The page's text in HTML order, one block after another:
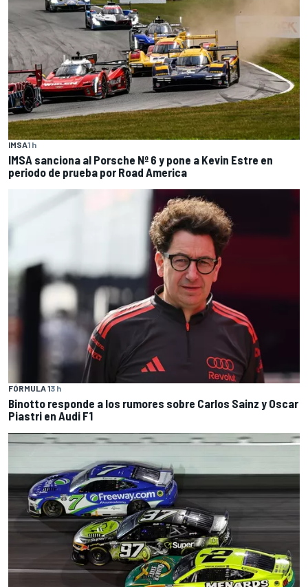
IMSA1 h
IMSA sanciona al Porsche Nº 6 y pone a Kevin Estre en
periodo de prueba por Road America
FÓRMULA 13 h
Binotto responde a los rumores sobre Carlos Sainz y Oscar
Piastri en Audi F1